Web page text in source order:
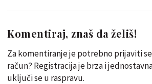
Komentiraj, znaš da želiš!
Za komentiranje je potrebno prijaviti
račun? Registracija je brza i
uključi se u raspravu.